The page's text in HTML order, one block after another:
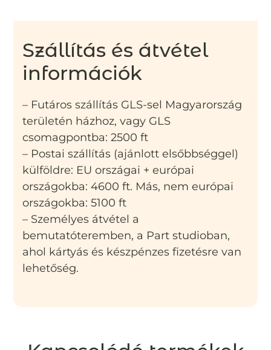
Szállítás és átvétel
információk
– Futáros szállítás GLS-sel Magyarország
területén házhoz, vagy GLS
csomagpontba: 2500 ft
– Postai szállítás (ajánlott elsőbbséggel)
külföldre: EU országai + európai
országokba: 4600 ft. Más, nem európai
országokba: 5100 ft
– Személyes átvétel a
bemutatóteremben, a Part studioban,
ahol kártyás és készpénzes fizetésre van
lehetőség.